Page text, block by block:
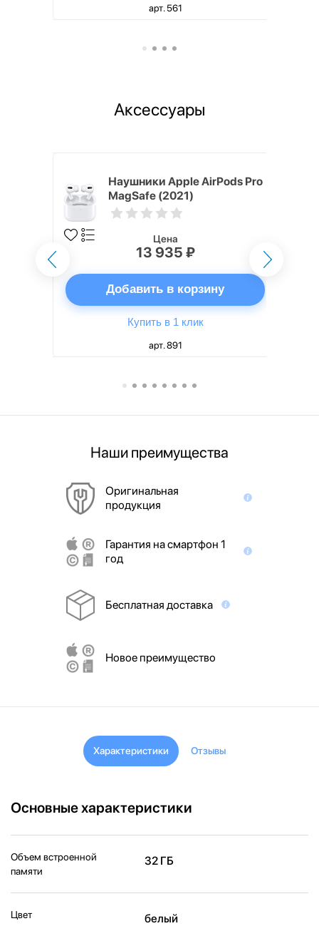
арт. 561
Аксессуары
Наушники Apple AirPods Pro
MagSafe (2021)
Цена
13 935 ₽
Добавить в корзину
Купить в 1 клик
арт. 891
Наши преимущества
Оригинальная
продукция
Гарантия на смартфон 1
год
Бесплатная доставка
Новое преимущество
Характеристики Отзывы
Основные характеристики
Объем встроенной
памяти
32 ГБ
Цвет белый